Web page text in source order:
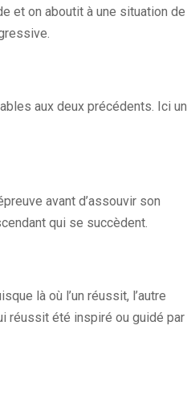
et on aboutit à une situation de
aux deux précédents. Ici un
avant d’assouvir son
qui se succèdent.
là où l’un réussit, l’autre
réussit été inspiré ou guidé par